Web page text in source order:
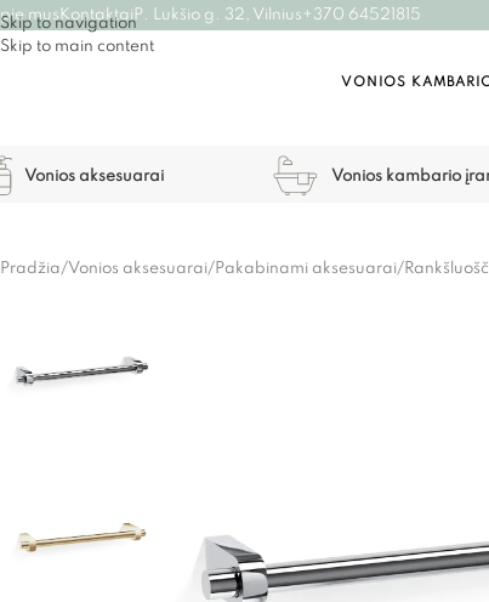
Skip to navigation
Skip to main content
mus Kontaktai P. Lukšio g. 32, Vilnius +370 64521815
VONIOS
Vonios aksesuarai Vonios kambario
Pradžia/Vonios aksesuarai/Pakabinami aksesuarai/